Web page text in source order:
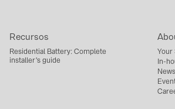
Recursos
Residential Battery: Complete
installer's guide
Your
In-
News